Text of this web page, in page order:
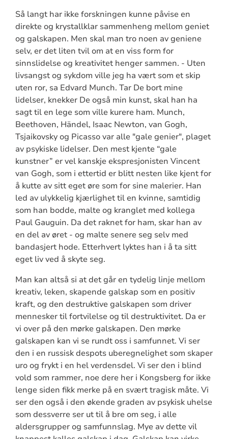
Så langt har ikke forskningen kunne påvise en
direkte og krystallklar sammenheng mellom geniet
og galskapen. Men skal man tro noen av geniene
selv, er det liten tvil om at en viss form for
sinnslidelse og kreativitet henger sammen. - Uten
livsangst og sykdom ville jeg ha vært som et skip
uten ror, sa Edvard Munch. Tar De bort mine
lidelser, knekker De også min kunst, skal han ha
sagt til en lege som ville kurere ham. Munch,
Beethoven, Händel, Isaac Newton, van Gogh,
Tsjaikovsky og Picasso var alle "gale genier", plaget
av psykiske lidelser. Den mest kjente “gale
kunstner” er vel kanskje ekspresjonisten Vincent
van Gogh, som i ettertid er blitt nesten like kjent for
å kutte av sitt eget øre som for sine malerier. Han
led av ulykkelig kjærlighet til en kvinne, samtidig
som han bodde, malte og kranglet med kollega
Paul Gauguin. Da det raknet for ham, skar han av
en del av øret - og malte senere seg selv med
bandasjert hode. Etterhvert lyktes han i å ta sitt
eget liv ved å skyte seg.
Man kan altså si at det går en tydelig linje mellom
kreativ, leken, skapende galskap som en positiv
kraft, og den destruktive galskapen som driver
mennesker til fortvilelse og til destruktivitet. Da er
vi over på den mørke galskapen. Den mørke
galskapen kan vi se rundt oss i samfunnet. Vi ser
den i en russisk despots uberegnelighet som skaper
uro og frykt i en hel verdensdel. Vi ser den i blind
vold som rammer, noe dere her i Kongsberg for ikke
lenge siden fikk merke på en svært tragisk måte. Vi
ser den også i den økende graden av psykisk uhelse
som dessverre ser ut til å bre om seg, i alle
aldersgrupper og samfunnslag. Mye av dette vil